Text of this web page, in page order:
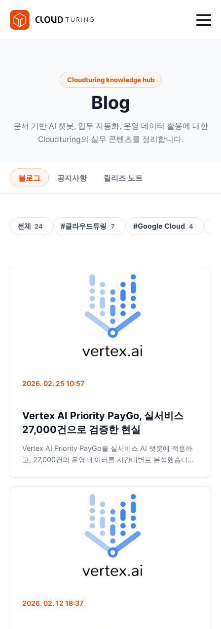
Cloudturing knowledge hub
Blog
문서 기반 AI 챗봇, 업무 자동화, 운영 데이터 활용에 대한
Cloudturing의 실무 콘텐츠를 정리합니다.
블로그 공지사항 릴리즈 노트
전체 24 #클라우드튜링 7 #Google Cloud 4
2026. 02. 25 10:57
Vertex AI Priority PayGo, 실서비스
27,000건으로 검증한 현실
Vertex AI Priority PayGo를 실서비스 AI 챗봇에 적용하
고, 27,000건의 운영 데이터를 시간대별로 분석했습니다.
비용을 정당화할 수 있는지, 데이터로 확인합니다.
2026. 02. 12 18:37